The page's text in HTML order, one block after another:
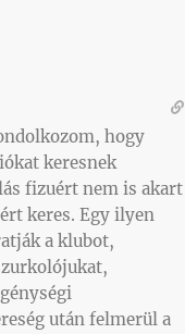
hogy
keresnek
fizuért nem is akart
keres. Egy ilyen
a klubot,
után felmerül a